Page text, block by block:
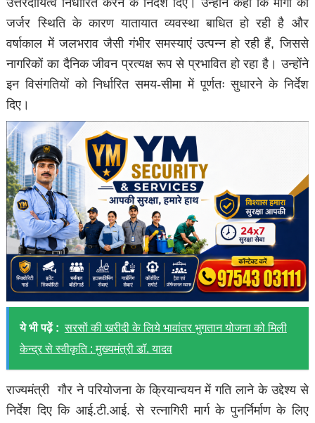
उत्तरदायित्व निर्धारित करने के निर्देश दिए। उन्होंने कहा कि मार्गों की
जर्जर स्थिति के कारण यातायात व्यवस्था बाधित हो रही है और
वर्षाकाल में जलभराव जैसी गंभीर समस्याएं उत्पन्न हो रही हैं, जिससे
नागरिकों का दैनिक जीवन प्रत्यक्ष रूप से प्रभावित हो रहा है। उन्होंने
इन विसंगतियों को निर्धारित समय-सीमा में पूर्णतः सुधारने के निर्देश
दिए।
ये भी पढ़ें : सरसों की खरीदी के लिये भावांतर भुगतान योजना को मिली
केन्द्र से स्वीकृति : मुख्यमंत्री डॉ. यादव
राज्यमंत्री गौर ने परियोजना के क्रियान्वयन में गति लाने के उद्देश्य से
निर्देश दिए कि आई.टी.आई. से रत्नागिरी मार्ग के पुनर्निर्माण के लिए